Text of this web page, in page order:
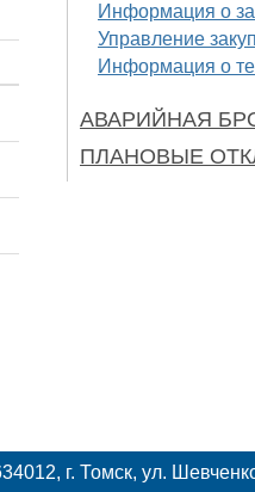
Информация о
Управление
Информация о
АВАРИЙНАЯ
ПЛАНОВЫЕ
г. Томск, ул.